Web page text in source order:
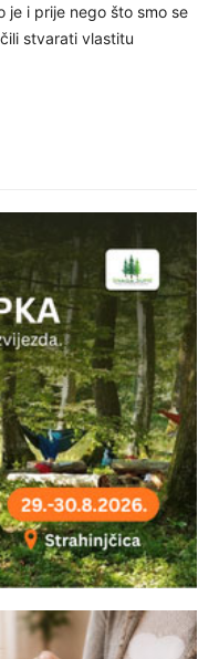
je i prije nego što smo se
stvarati vlastitu